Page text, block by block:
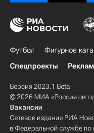
Футбол Фигурное
Спецпроекты
Версия 2023.1 Beta
© 2026 МИА «Россия
Вакансии
Сетевое издание РИА
в Федеральной службе по